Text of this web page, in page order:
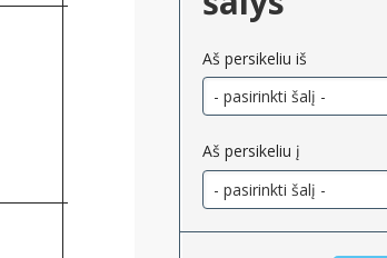
Aš persikeliu iš
Aš persikeliu į